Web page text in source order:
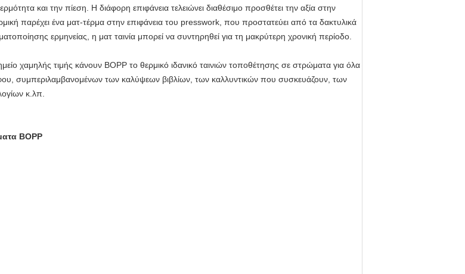
και την πίεση. Η διάφορη επιφάνεια τελειώνει διαθέσιμο προσθέτει την αξία στην
παρέχει ένα ματ-τέρμα στην επιφάνεια του presswork, που προστατεύει από τα δακτυλικά
ερμηνείας, η ματ ταινία μπορεί να συντηρηθεί για τη μακρύτερη χρονική περίοδο.
χαμηλής τιμής κάνουν BOPP το θερμικό ιδανικό ταινιών τοποθέτησης σε στρώματα για όλα
συμπεριλαμβανομένων των καλύψεων βιβλίων, των καλλυντικών που συσκευάζουν, των
κ.λπ.
BOPP